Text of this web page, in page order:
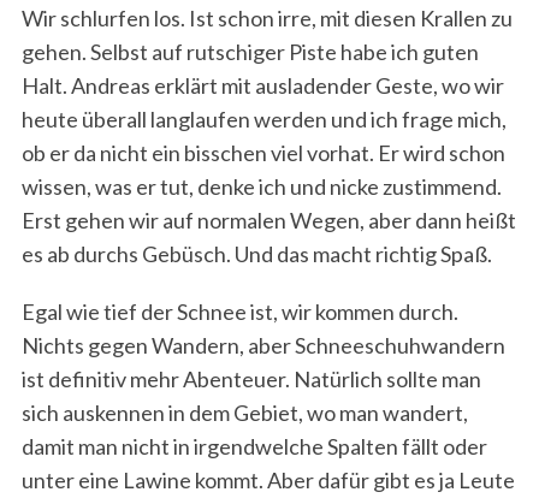
Wir schlurfen los. Ist schon irre, mit diesen Krallen zu
gehen. Selbst auf rutschiger Piste habe ich guten
Halt. Andreas erklärt mit ausladender Geste, wo wir
heute überall langlaufen werden und ich frage mich,
ob er da nicht ein bisschen viel vorhat. Er wird schon
wissen, was er tut, denke ich und nicke zustimmend.
Erst gehen wir auf normalen Wegen, aber dann heißt
es ab durchs Gebüsch. Und das macht richtig Spaß.
Egal wie tief der Schnee ist, wir kommen durch.
Nichts gegen Wandern, aber Schneeschuhwandern
ist definitiv mehr Abenteuer. Natürlich sollte man
sich auskennen in dem Gebiet, wo man wandert,
damit man nicht in irgendwelche Spalten fällt oder
unter eine Lawine kommt. Aber dafür gibt es ja Leute